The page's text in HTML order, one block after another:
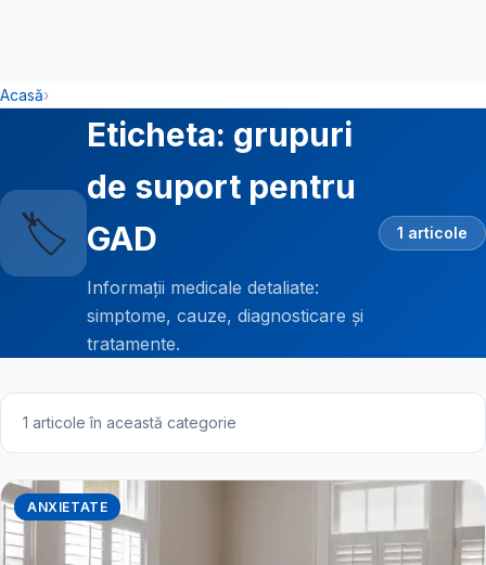
Acasă›
🏷️
Eticheta: grupuri
de suport pentru
GAD
Informații medicale detaliate:
simptome, cauze, diagnosticare și
tratamente.
1 articole
1 articole în această categorie
ANXIETATE